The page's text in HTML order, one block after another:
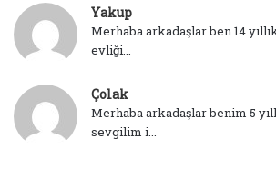
Yakup
Merhaba arkadaşlar ben 14
evliği...
Çolak
Merhaba arkadaşlar benim 5
sevgilim i...